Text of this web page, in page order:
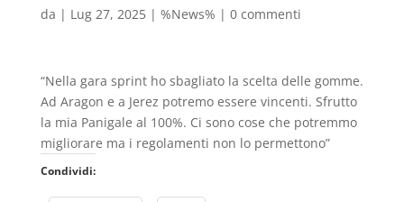
da | Lug 27, 2025| %News% | 0 commenti
“Nella gara sprint ho sbagliato la scelta delle gomme.
Ad Aragon e a Jerez potremo essere vincenti. Sfrutto
la mia Panigale al 100%. Ci sono cose che potremmo
migliorare ma i regolamenti non lo permettono”
Condividi: